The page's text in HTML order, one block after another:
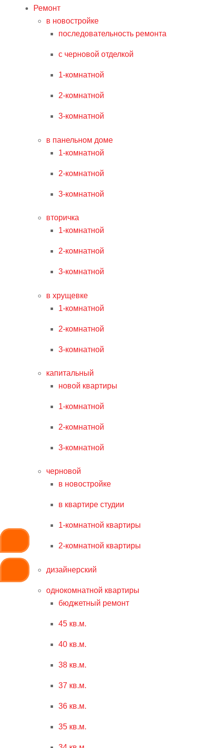
Ремонт
в новостройке
последовательность ремонта
с черновой отделкой
1-комнатной
2-комнатной
3-комнатной
в панельном доме
1-комнатной
2-комнатной
3-комнатной
вторичка
1-комнатной
2-комнатной
3-комнатной
в хрущевке
1-комнатной
2-комнатной
3-комнатной
капитальный
новой квартиры
1-комнатной
2-комнатной
3-комнатной
черновой
в новостройке
в квартире студии
1-комнатной квартиры
2-комнатной квартиры
дизайнерский
однокомнатной квартиры
бюджетный ремонт
45 кв.м.
40 кв.м.
38 кв.м.
37 кв.м.
36 кв.м.
35 кв.м.